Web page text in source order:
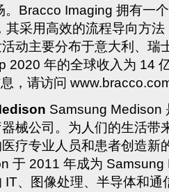
。Bracco Imaging 拥有一
其采用高效的流程导向方
动主要分布于意大利、瑞
2020 年的全球收入为 14
，请访问
Samsung Medison
械公司。为人们的生活带
疗专业人员和患者创造新
于 2011 年成为
IT、图像处理、半导体和通